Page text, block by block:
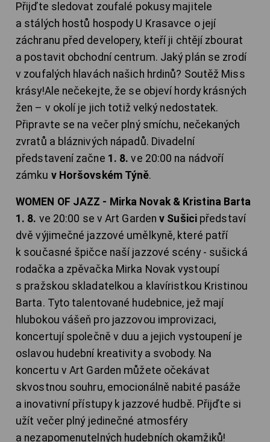
Přijďte sledovat zoufalé pokusy majitele
a stálých hostů hospody U Krasavce o její
záchranu před developery, kteří ji chtějí zbourat
a postavit obchodní centrum. Jaký plán se zrodí
v zoufalých hlavách našich hrdinů? Soutěž Miss
krásy!Ale nečekejte, že se objeví hordy krásných
žen – v okolí je jich totiž velký nedostatek.
Připravte se na večer plný smíchu, nečekaných
zvratů a bláznivých nápadů. Divadelní
představení začne 1. 8. ve 20:00 na nádvoří
zámku v Horšovském Týně.
WOMEN OF JAZZ - Mirka Novak & Kristina Barta
1. 8. ve 20:00 se v Art Gardenv Sušicipředstaví
dvě výjimečné jazzové umělkyně, které patří
k současné špičce naší jazzové scény - sušická
rodačka a zpěvačka Mirka Novak vystoupí
s pražskou skladatelkou a klavíristkou Kristinou
Barta. Tyto talentované hudebnice, jež mají
hlubokou vášeň pro jazzovou improvizaci,
koncertují společně v duu a jejich vystoupení je
oslavou hudební kreativity a svobody. Na
koncertu v Art Garden můžete očekávat
skvostnou souhru, emocionálně nabité pasáže
a inovativní přístupy k jazzové hudbě. Přijďte si
užít večer plný jedinečné atmosféry
a nezapomenutelných hudebních okamžiků!